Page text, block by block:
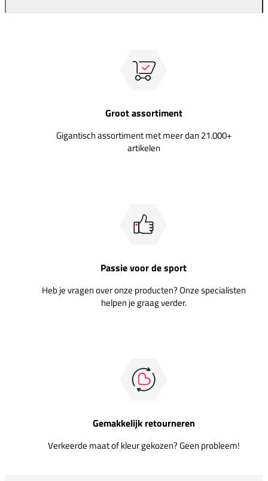
Groot assortiment
Gigantisch assortiment met meer dan 21.000+
artikelen
Passie voor de sport
Heb je vragen over onze producten? Onze specialisten
helpen je graag verder.
Gemakkelijk retourneren
Verkeerde maat of kleur gekozen? Geen probleem!